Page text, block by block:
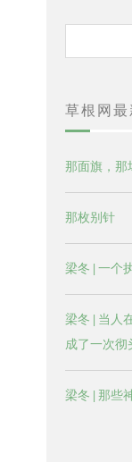
索
草根网
那面旗，那
那枚别针
梁冬 | 一个
梁冬 | 当人
成了一次
梁冬 | 那些